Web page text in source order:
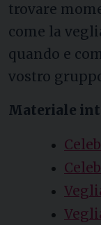
trovare
come la
quando e
vostro
Materiale